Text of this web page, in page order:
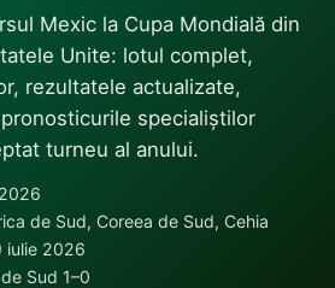
Mexic la Cupa Mondială din
Unite: lotul complet,
rezultatele actualizate,
specialiștilor
turneu al anului.
de Sud, Coreea de Sud, Cehia
iulie 2026
Sud 1–0